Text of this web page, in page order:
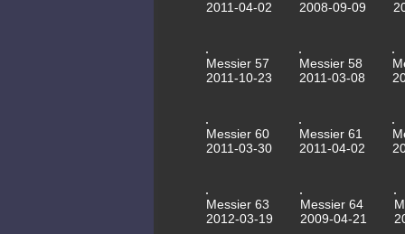
2011-04-02 2008-09-09
Messier 57
2011-10-23
Messier 58
2011-03-08
Messier 60
2011-03-30
Messier 61
2011-04-02
Messier 63
2012-03-19
Messier 64
2009-04-21